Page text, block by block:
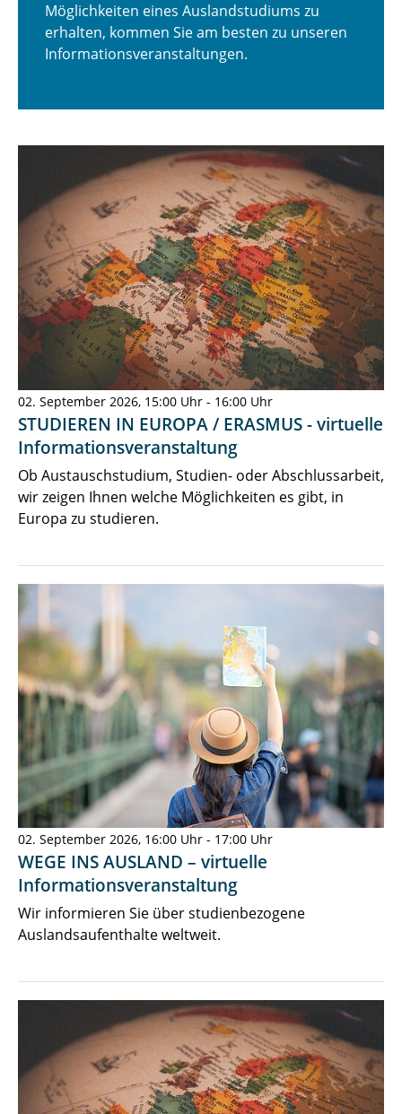
Möglichkeiten eines Auslandstudiums zu
erhalten, kommen Sie am besten zu unseren
Informationsveranstaltungen.
02. September 2026, 15:00 Uhr - 16:00 Uhr
STUDIEREN IN EUROPA / ERASMUS - virtuelle
Informationsveranstaltung
Ob Austauschstudium, Studien- oder Abschlussarbeit,
wir zeigen Ihnen welche Möglichkeiten es gibt, in
Europa zu studieren.
02. September 2026, 16:00 Uhr - 17:00 Uhr
WEGE INS AUSLAND – virtuelle
Informationsveranstaltung
Wir informieren Sie über studienbezogene
Auslandsaufenthalte weltweit.